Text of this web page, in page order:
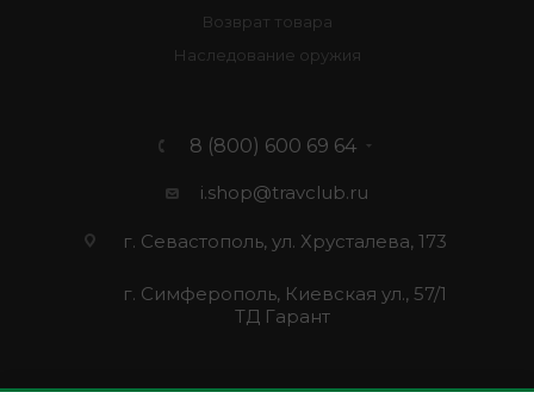
Возврат товара
Наследование оружия
8 (800) 600 69 64
i.shop@travclub.ru
г. Севастополь, ул. Хрусталева, 173
г. Симферополь, Киевская ул., 57/1
ТД Гарант